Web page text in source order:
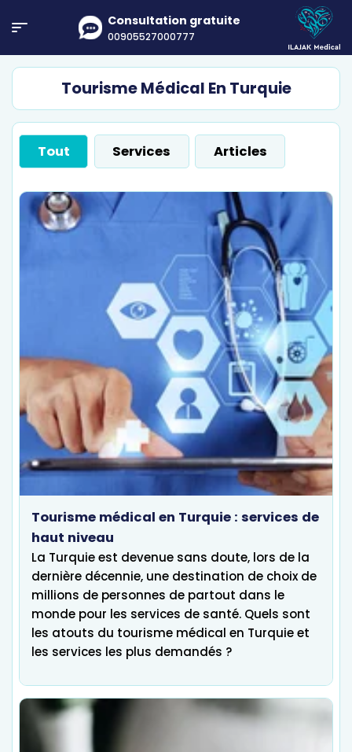
Consultation gratuite
00905527000777
Tourisme Médical En Turquie
Tout Services Articles
Tourisme médical en Turquie : services de
haut niveau
La Turquie est devenue sans doute, lors de la
dernière décennie, une destination de choix de
millions de personnes de partout dans le
monde pour les services de santé. Quels sont
les atouts du tourisme médical en Turquie et
les services les plus demandés ?